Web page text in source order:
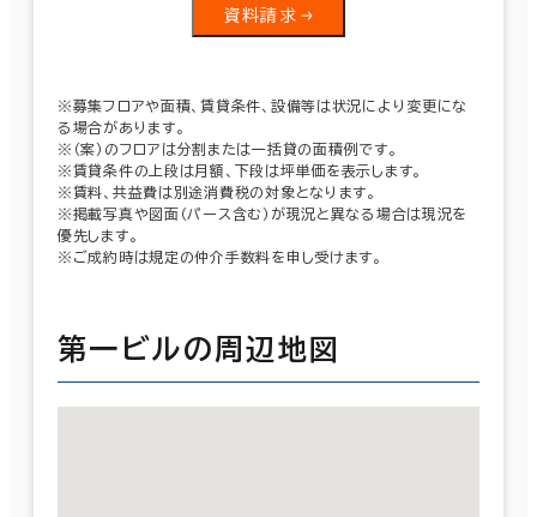
資料請求
※募集フロアや面積、賃貸条件、設備等は状況により変更にな
る場合があります。
※（案）のフロアは分割または一括貸の面積例です。
※賃貸条件の上段は月額、下段は坪単価を表示します。
※賃料、共益費は別途消費税の対象となります。
※掲載写真や図面（パース含む）が現況と異なる場合は現況を
優先します。
※ご成約時は規定の仲介手数料を申し受けます。
第一ビルの周辺地図